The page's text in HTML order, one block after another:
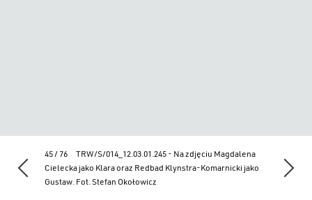
45 / 76
TRW/S/014_12.03.01.245 - Na zdjęciu Magdalena
Cielecka jako Klara oraz Redbad Klynstra-Komarnicki jako
Gustaw. Fot. Stefan Okołowicz